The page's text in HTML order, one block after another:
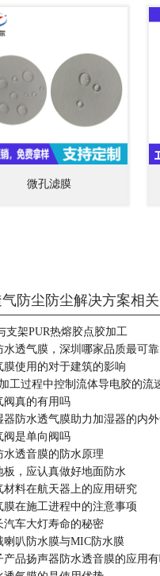
微孔滤膜
气防尘防尘解决方案相
支架PUR热熔胶点胶加工
水透气膜，深圳哪家品质最可靠
膜使用的对于建筑的影响
工过程中控制流体导电胶的流
阀真的有用吗
器防水透气膜助力加湿器的内
阀是单向阀吗
水透音膜的防水原理
板，应认真做好地面防水
材料在航天器上的应用研究
膜在施工进程中的注意事项
汽车大灯寿命的秘密
喇叭防水膜与MIC防水膜
产品扬声器防水透音膜的应用